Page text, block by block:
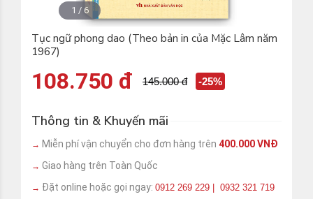
1 / 6
Tục ngữ phong dao (Theo bản in của Mặc Lâm năm
1967)
108.750 đ 145.000 đ -25%
Thông tin & Khuyến mãi
→ Miễn phí vận chuyển cho đơn hàng trên 400.000 VNĐ
→ Giao hàng trên Toàn Quốc
→ Đặt online hoặc gọi ngay: 0912 269 229 | 0932 321 719